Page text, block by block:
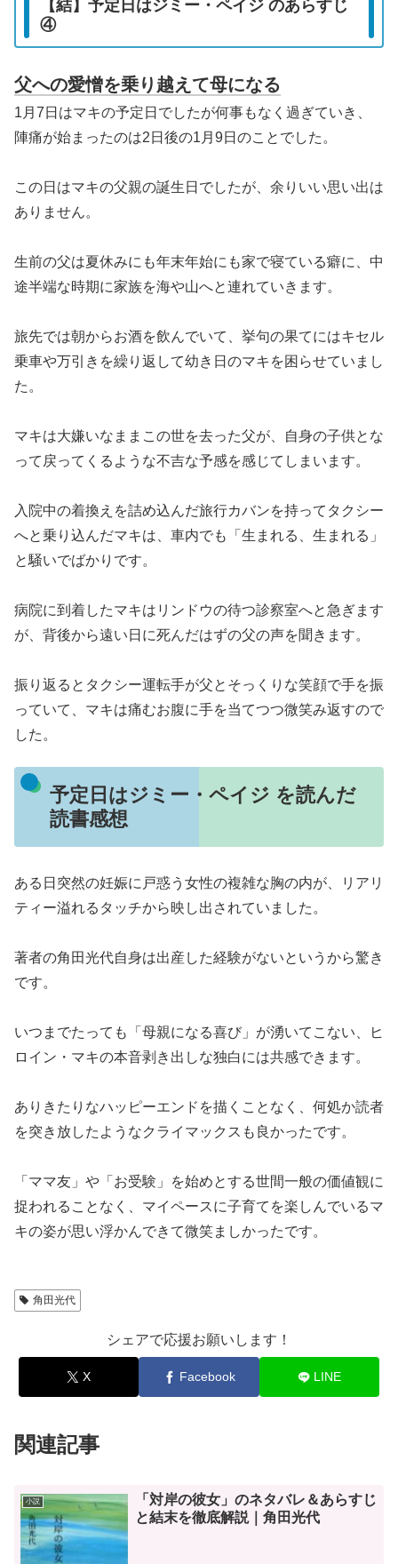
【結】予定日はジミー・ペイジ のあらすじ
④
父への愛憎を乗り越えて母になる
1月7日はマキの予定日でしたが何事もなく過ぎていき、
陣痛が始まったのは2日後の1月9日のことでした。
この日はマキの父親の誕生日でしたが、余りいい思い出は
ありません。
生前の父は夏休みにも年末年始にも家で寝ている癖に、中
途半端な時期に家族を海や山へと連れていきます。
旅先では朝からお酒を飲んでいて、挙句の果てにはキセル
乗車や万引きを繰り返して幼き日のマキを困らせていまし
た。
マキは大嫌いなままこの世を去った父が、自身の子供とな
って戻ってくるような不吉な予感を感じてしまいます。
入院中の着換えを詰め込んだ旅行カバンを持ってタクシー
へと乗り込んだマキは、車内でも「生まれる、生まれる」
と騒いでばかりです。
病院に到着したマキはリンドウの待つ診察室へと急ぎます
が、背後から遠い日に死んだはずの父の声を聞きます。
振り返るとタクシー運転手が父とそっくりな笑顔で手を振
っていて、マキは痛むお腹に手を当てつつ微笑み返すので
した。
予定日はジミー・ペイジ を読んだ
読書感想
ある日突然の妊娠に戸惑う女性の複雑な胸の内が、リアリ
ティー溢れるタッチから映し出されていました。
著者の角田光代自身は出産した経験がないというから驚き
です。
いつまでたっても「母親になる喜び」が湧いてこない、ヒ
ロイン・マキの本音剥き出しな独白には共感できます。
ありきたりなハッピーエンドを描くことなく、何処か読者
を突き放したようなクライマックスも良かったです。
「ママ友」や「お受験」を始めとする世間一般の価値観に
捉われることなく、マイペースに子育てを楽しんでいるマ
キの姿が思い浮かんできて微笑ましかったです。
角田光代
シェアで応援お願いします！
X Facebook LINE
関連記事
小説
「対岸の彼女」のネタバレ＆あらすじ
と結末を徹底解説｜角田光代